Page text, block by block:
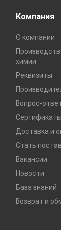
Компания
О компании
химии
Реквизиты
Вопрос-
Доставка и
Стать
Вакансии
Новости
База знаний
Возврат и